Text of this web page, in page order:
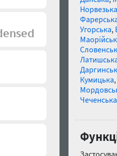
Норвезька
Угорська,
Кумицька,
Чеченська